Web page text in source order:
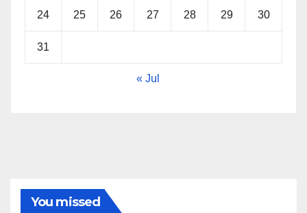
24 25 26 27 28 29 30
31
« Jul
You missed